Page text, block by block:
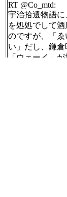
RT @Co_mtd:
宇治拾遺物語
を処処でして
のですが、「ゑ
い」だし、鎌
「ウェーイ」